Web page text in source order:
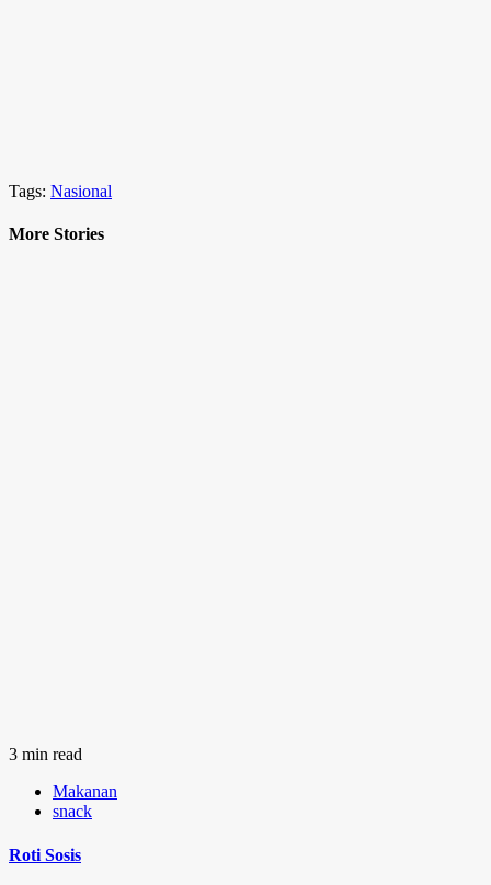
Tags: Nasional
More Stories
3 min read
Makanan
snack
Roti Sosis